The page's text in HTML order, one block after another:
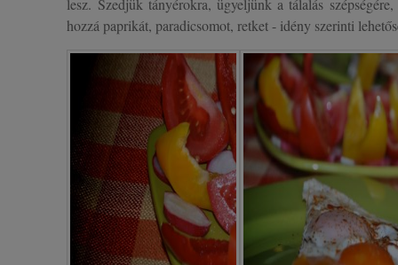
lesz. Szedjük tányérokra, ügyeljünk a tálalás
hozzá paprikát, paradicsomot, retket - idény szerinti